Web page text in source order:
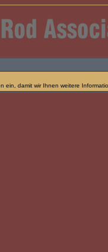
ein, damit wir Ihnen weitere